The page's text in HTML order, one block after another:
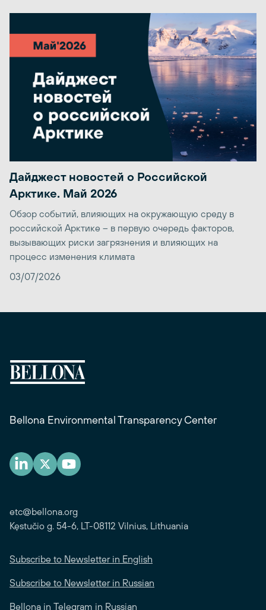
Дайджест новостей о Российской
Арктике. Май 2026
Обзор событий, влияющих на окружающую среду в
российской Арктике – в первую очередь факторов,
вызывающих риски загрязнения и влияющих на
процесс изменения климата
03/07/2026
Bellona Environmental Transparency Center
etc@bellona.org
Kęstučio g. 54-6, LT-08112 Vilnius, Lithuania
Subscribe to Newsletter in English
Subscribe to Newsletter in Russian
Bellona in Telegram in Russian